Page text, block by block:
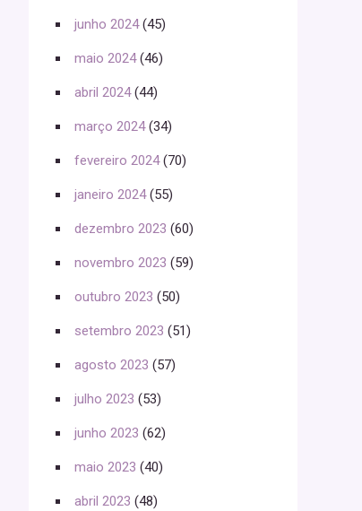
junho 2024(45)
maio 2024(46)
abril 2024(44)
março 2024(34)
fevereiro 2024(70)
janeiro 2024(55)
dezembro 2023 (60)
novembro 2023 (59)
outubro 2023 (50)
setembro 2023 (51)
agosto 2023 (57)
julho 2023 (53)
junho 2023 (62)
maio 2023 (40)
abril 2023 (48)